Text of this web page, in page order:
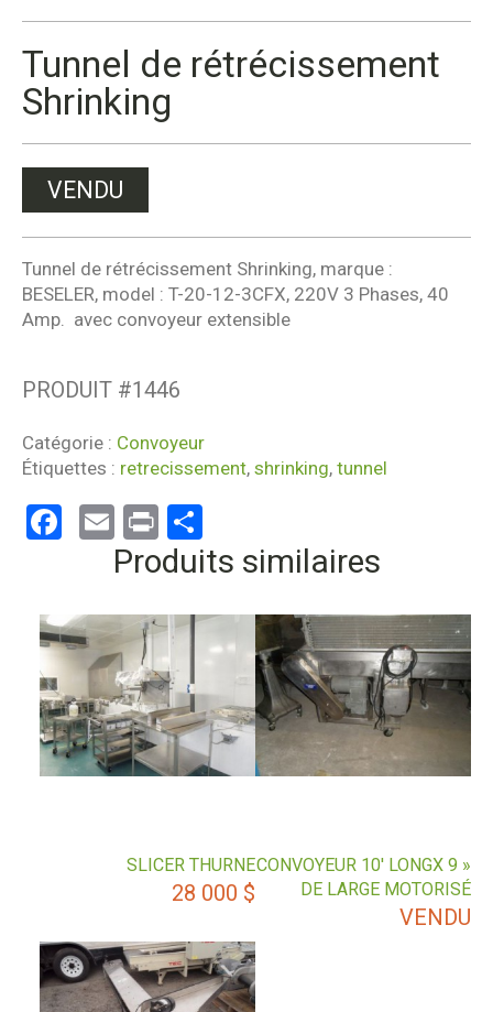
Tunnel de rétrécissement
Shrinking
VENDU
Tunnel de rétrécissement Shrinking, marque :
BESELER, model : T-20-12-3CFX, 220V 3 Phases, 40
Amp. avec convoyeur extensible
PRODUIT #1446
Catégorie : Convoyeur
Étiquettes : retrecissement, shrinking, tunnel
Facebook
Email
Print
Produits similaires
CONVOYEUR 10′ LONGX 9 »
DE LARGE MOTORISÉ
VENDU
SLICER THURNE
28 000 $